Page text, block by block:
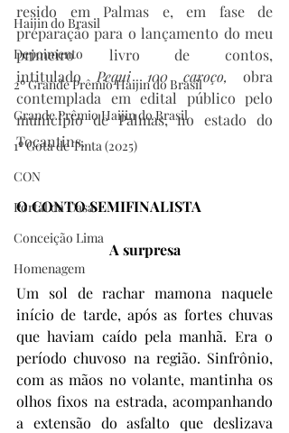
Haijin do Brasil
Depoimento
2º Grande Prêmio Haijin do Brasil
Grande Prêmio Haijin do Brasil
1º Gota de Tinta (2025)
CON
Portal da Casa
Conceição Lima
Homenagem
resido em Palmas e, em fase de
preparação para o lançamento do meu
primeiro livro de contos,
intitulado Pequi 100 caroço, obra
contemplada em edital público pelo
município de Palmas, no estado do
Tocantins.
O CONTO SEMIFINALISTA
A surpresa
Um sol de rachar mamona naquele
início de tarde, após as fortes chuvas
que haviam caído pela manhã. Era o
período chuvoso na região. Sinfrônio,
com as mãos no volante, mantinha os
olhos fixos na estrada, acompanhando
a extensão do asfalto que deslizava